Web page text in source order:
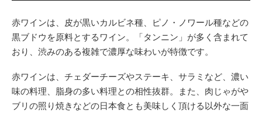
赤ワインは、皮が黒いカルビネ種、ピノ・ノワール種などの
黒ブドウを原料とするワイン。「タンニン」が多く含まれて
おり、渋みのある複雑で濃厚な味わいが特徴です。
赤ワインは、チェダーチーズやステーキ、サラミなど、濃い
味の料理、脂身の多い料理との相性抜群。また、肉じゃがや
ブリの照り焼きなどの日本食とも美味しく頂ける以外な一面